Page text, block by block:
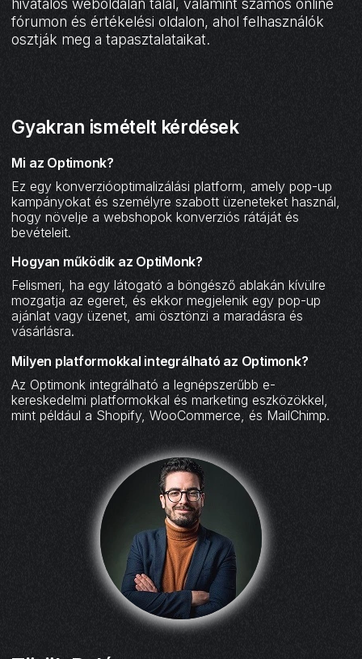
hivatalos weboldalán talál, valamint számos online
fórumon és értékelési oldalon, ahol felhasználók
osztják meg a tapasztalataikat.
Gyakran ismételt kérdések
Mi az Optimonk?
Ez egy konverzióoptimalizálási platform, amely pop-up
kampányokat és személyre szabott üzeneteket használ,
hogy növelje a webshopok konverziós rátáját és
bevételeit.
Hogyan működik az OptiMonk?
Felismeri, ha egy látogató a böngésző ablakán kívülre
mozgatja az egeret, és ekkor megjelenik egy pop-up
ajánlat vagy üzenet, ami ösztönzi a maradásra és
vásárlásra.
Milyen platformokkal integrálható az Optimonk?
Az Optimonk integrálható a legnépszerűbb e-
kereskedelmi platformokkal és marketing eszközökkel,
mint például a Shopify, WooCommerce, és MailChimp.